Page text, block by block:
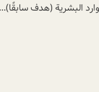
البشرية (هدف سابقًا)...